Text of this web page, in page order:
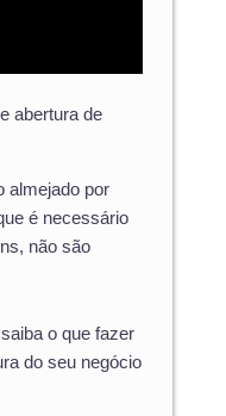
abertura de
almejado por
é necessário
não são
o que fazer
do seu negócio